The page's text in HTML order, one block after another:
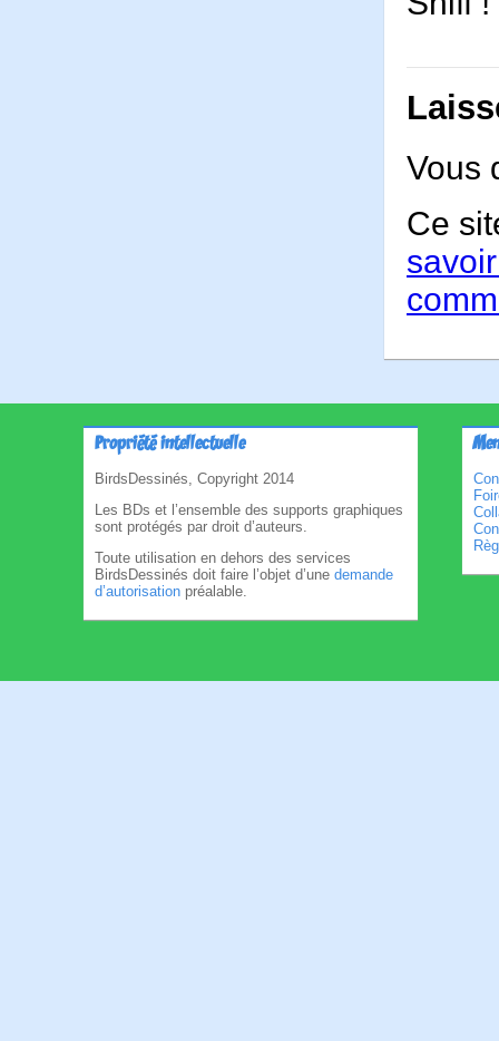
Vous
Ce
Propriété intellectuelle
BirdsDessinés, Copyright 2014
Les BDs et l’ensemble des supports graphiques
sont protégés par droit d’auteurs.
Toute utilisation en dehors des services
BirdsDessinés doit faire l’objet d’une demande
d’autorisation préalable.